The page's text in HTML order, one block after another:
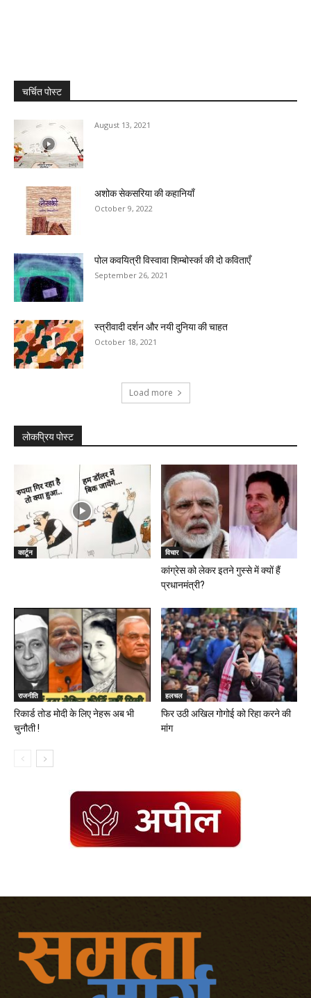
चर्चित पोस्ट
August 13, 2021
अशोक सेकसरिया की कहानियाँ
October 9, 2022
पोल कवयित्री विस्वावा शिम्बोर्स्का की दो कविताएँ
September 26, 2021
स्त्रीवादी दर्शन और नयी दुनिया की चाहत
October 18, 2021
Load more
लोकप्रिय पोस्ट
कार्टून विचार
कांग्रेस को लेकर इतने गुस्से में क्यों हैं
प्रधानमंत्री?
राजनीति
रिकार्ड तोड मोदी के लिए नेहरू अब भी
चुनौती !
हलचल
फिर उठी अखिल गोगोई को रिहा करने की
मांग